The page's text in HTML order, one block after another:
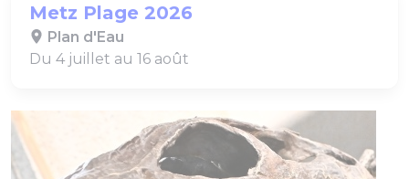
Metz Plage 2026
Plan d'Eau
Du 4 juillet au 16 août